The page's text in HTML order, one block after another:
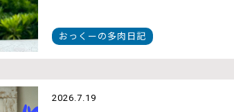
おっくーの多肉日記
2026.7.19